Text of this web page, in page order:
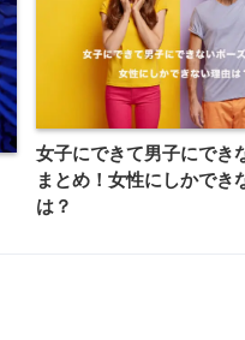
女子にできて男子にでき
まとめ！女性にしかでき
は？